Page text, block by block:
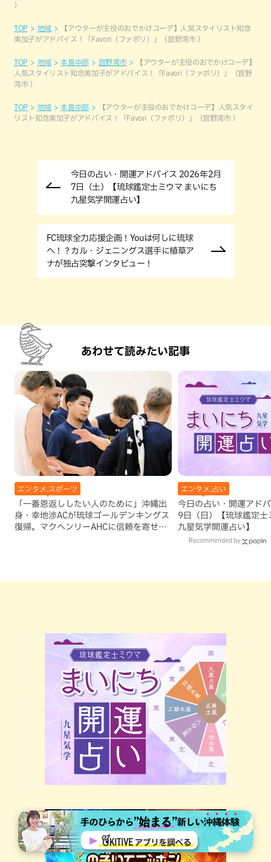
）
TOP 地域
【アウターが主役のおでかけコーデ】人気スタイリスト知念
美加子がアドバイス！「Favori（ファボリ）」（宜野湾市 ）
TOP 地域 本島中部 宜野湾市
【アウターが主役のおでかけコーデ】
人気スタイリスト知念美加子がアドバイス！「Favori（ファボリ）」（宜野
湾市 ）
TOP 地域 本島中部
【アウターが主役のおでかけコーデ】人気スタイ
リスト知念美加子がアドバイス！「Favori（ファボリ）」（宜野湾市 ）
今日の占い・開運アドバイス 2026年2月
7日（土）【琉球鑑定士ミウマ まいにち
九星気学開運占い】
FC琉球全力応援企画！Youは何しに琉球
へ！？カル・ジェニングス選手に植草ア
ナが独占突撃インタビュー！
あわせて読みたい記事
エンタメ,スポーツ
「一番恩返ししたい人のために」沖縄出
身・幸地渉ACが琉球ゴールデンキングス
復帰。マクヘンリーAHCに信頼を寄せる
エンタメ,占い
今日の占い・開運アド
9日（日）【琉球鑑定士
九星気学開運占い】
Recommended by